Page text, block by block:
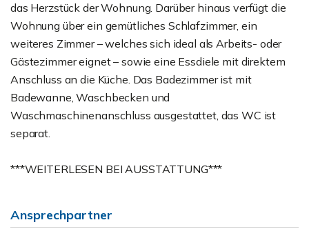
das Herzstück der Wohnung. Darüber hinaus verfügt die
Wohnung über ein gemütliches Schlafzimmer, ein
weiteres Zimmer – welches sich ideal als Arbeits- oder
Gästezimmer eignet – sowie eine Essdiele mit direktem
Anschluss an die Küche. Das Badezimmer ist mit
Badewanne, Waschbecken und
Waschmaschinenanschluss ausgestattet, das WC ist
separat.
***WEITERLESEN BEI AUSSTATTUNG***
Ansprechpartner